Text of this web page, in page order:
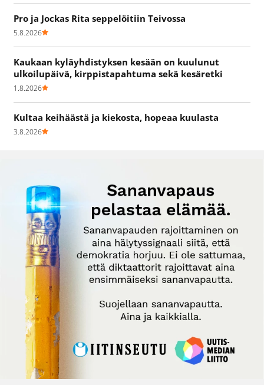
Pro ja Jockas Rita seppelöitiin Teivossa
5.8.2026
Kaukaan kyläyhdistyksen kesään on kuulunut
ulkoilupäivä, kirppistapahtuma sekä kesäretki
1.8.2026
Kultaa keihäästä ja kiekosta, hopeaa kuulasta
3.8.2026